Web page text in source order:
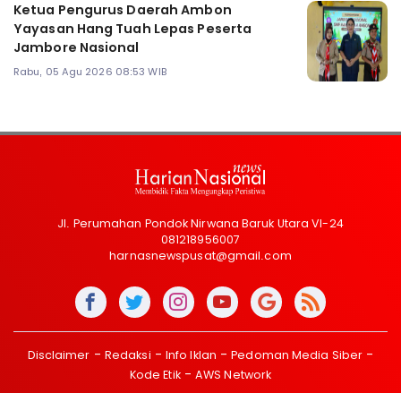
Ketua Pengurus Daerah Ambon
Yayasan Hang Tuah Lepas Peserta
Jambore Nasional
Rabu, 05 Agu 2026 08:53 WIB
Jl. Perumahan Pondok Nirwana Baruk Utara VI-24
081218956007
harnasnewspusat@gmail.com
Disclaimer Redaksi Info Iklan
Pedoman Media Siber
Kode Etik
AWS Network